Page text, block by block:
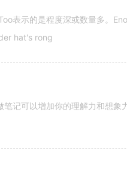
表示的是程度深或数量多。
hat's rong
记可以增加你的理解力和想象